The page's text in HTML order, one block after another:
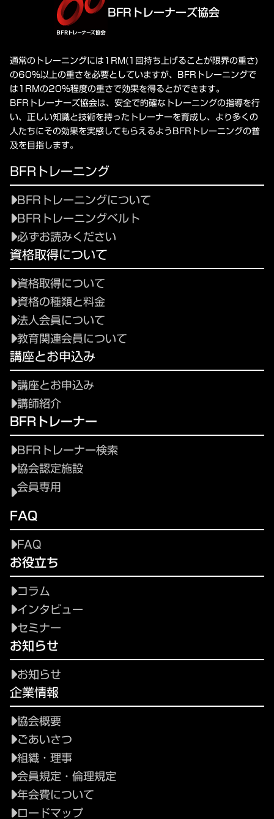
BFRトレーナーズ協会
通常のトレーニングには1RM(1回持ち上げることが限界の重さ)
の60%以上の重さを必要としていますが、BFRトレーニングで
は1RMの20%程度の重さで効果を得るとができます。
BFRトレーナーズ協会は、安全で的確なトレーニングの指導を行
い、正しい知識と技術を持ったトレーナーを育成し、より多くの
人たちにその効果を実感してもらえるようBFRトレーニングの普
及を目指します。
BFRトレーニング
BFRトレーニングについて
BFRトレーニングベルト
必ずお読みください
資格取得について
資格取得について
資格の種類と料金
法人会員について
教育関連会員について
講座とお申込み
講座とお申込み
講師紹介
BFRトレーナー
BFRトレーナー検索
協会認定施設
会員専用
FAQ
FAQ
お役立ち
コラム
インタビュー
セミナー
お知らせ
お知らせ
企業情報
協会概要
ごあいさつ
組織・理事
会員規定・倫理規定
年会費について
ロードマップ